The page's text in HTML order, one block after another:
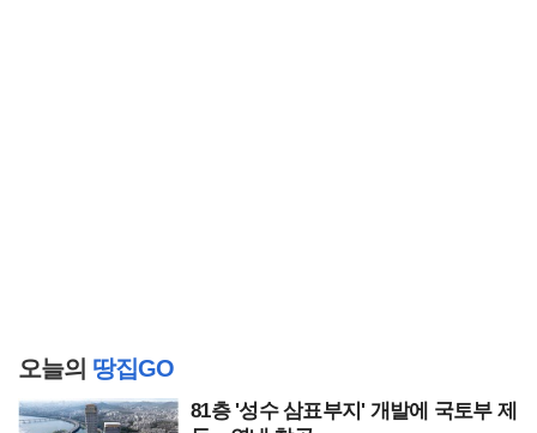
오늘의 땅집GO
81층 '성수 삼표부지' 개발에 국토부 제